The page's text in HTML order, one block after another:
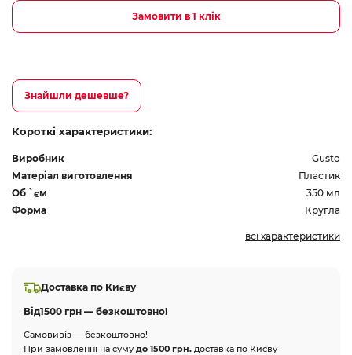
Замовити в 1 клік
Знайшли дешевше?
Короткі характеристики:
Виробник
Gusto
Матеріал виготовлення
Пластик
Об `єм
350 мл
Форма
Кругла
всі характеристики
Доставка по Києву
Від1500 грн — безкоштовно!
Самовивіз — безкоштовно!
При замовленні на суму до 1500 грн. доставка по Києву